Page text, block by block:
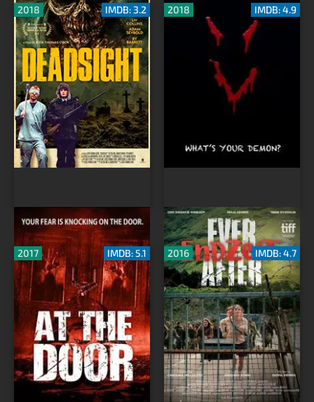
У двери
2018 IMDB: 3.2
Конец времён
2018 IMDB: 4.9
2017 IMDB: 5.1 2016 IMDB: 4.7